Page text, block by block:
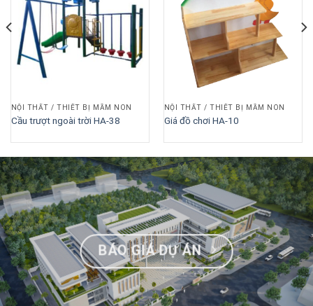
NỘI THẤT / THIẾT BỊ MẦM NON
Cầu trượt ngoài trời HA-38
NỘI THẤT / THIẾT BỊ MẦM NON
Giá đồ chơi HA-10
BÁO GIÁ DỰ ÁN